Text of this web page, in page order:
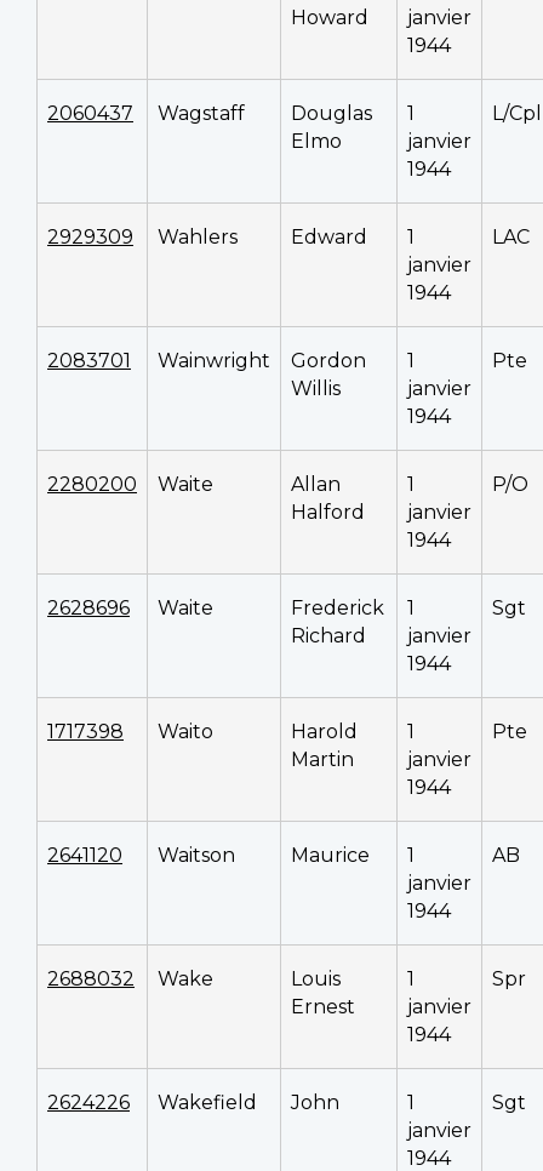
Howard
janvier
1944
2060437 Wagstaff
Douglas
Elmo
1
janvier
1944
L/Cpl
2929309 Wahlers Edward
1
janvier
1944
LAC
2083701 Wainwright
Gordon
Willis
1
janvier
1944
Pte
2280200 Waite
Allan
Halford
1
janvier
1944
P/O
2628696 Waite
Frederick
Richard
1
janvier
1944
Sgt
1717398 Waito
Harold
Martin
1
janvier
1944
Pte
2641120 Waitson Maurice
1
janvier
1944
AB
2688032 Wake
Louis
Ernest
1
janvier
1944
Spr
2624226 Wakefield John
1
janvier
1944
Sgt